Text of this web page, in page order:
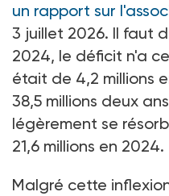
un rapport sur
3 juillet 2026. Il faut
2024, le déficit n'a
était de 4,2 millions
38,5 millions deux
légèrement se
21,6 millions en 2024.
Malgré cette